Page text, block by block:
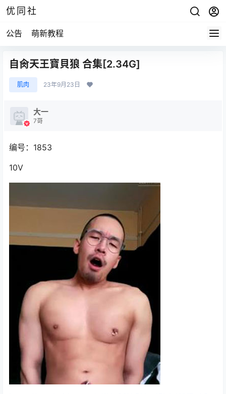
优同社
公告 萌新教程
自肏天王寶貝狼 合集[2.34G]
肌肉 23年9月23日
大一
7哥
编号：1853
10V